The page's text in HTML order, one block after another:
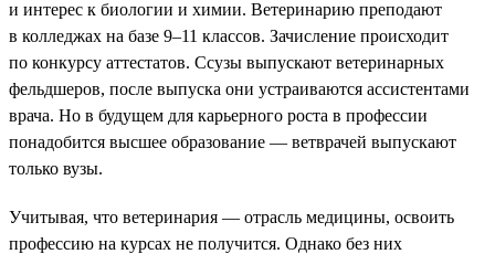
и интерес к биологии и химии. Ветеринарию преподают
в колледжах на базе 9–11 классов. Зачисление происходит
по конкурсу аттестатов. Ссузы выпускают ветеринарных
фельдшеров, после выпуска они устраиваются ассистентами
врача. Но в будущем для карьерного роста в профессии
понадобится высшее образование — ветврачей выпускают
только вузы.
Учитывая, что ветеринария — отрасль медицины, освоить
профессию на курсах не получится. Однако без них